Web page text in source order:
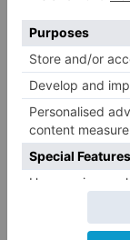
Fórum
modificación
la Junta la
2018 y 2019.
obras